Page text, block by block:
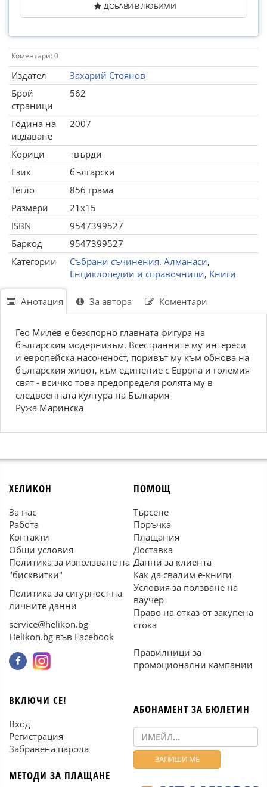
ДОБАВИ В ЛЮБИМИ
Коментари: 0
Издател
Захарий Стоянов
Брой
страници
562
Година на
издаване
2007
Корици
твърди
Език
български
Тегло
856 грама
Размери
21x15
ISBN
9547399527
Баркод
9547399527
Категории
Събрани съчинения. Алманаси,
Енциклопедии и справочници, Книги
Анотация За автора Коментари
Гео Милев е безспорно главната фигура на
българския модернизъм. Всестранните му интереси
и европейска насоченост, поривът му към обнова на
българския живот, към единение с Европа и големия
свят - всичко това предопределя ролята му в
следвоенната култура на България
Ружа Маринска
ХЕЛИКОН
За нас
Работа
Контакти
Общи условия
Политика за използване на
"бисквитки"
Политика за сигурност на
личните данни
service@helikon.bg
Helikon.bg във Facebook
ПОМОЩ
Търсене
Поръчка
Плащания
Доставка
Данни за клиента
Как да свалим е-книги
Условия за ползване на
ваучер
Право на отказ от закупена
стока
Правилници за
промоционални кампании
ВКЛЮЧИ СЕ!
Вход
Регистрация
Забравена парола
МЕТОДИ ЗА ПЛАЩАНЕ
АБОНАМЕНТ ЗА БЮЛЕТИН